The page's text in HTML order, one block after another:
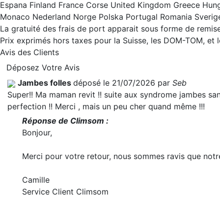
Espana Finland France Corse United Kingdom Greece
Monaco Nederland Norge Polska Portugal Romania
La gratuité des frais de port apparait sous forme de
Prix exprimés hors taxes pour la Suisse, les DOM-TOM,
Avis des Clients
Déposez Votre Avis
Jambes folles déposé le 21/07/2026 par Seb
Super!! Ma maman revit !! suite aux syndrome jambes
perfection !! Merci , mais un peu cher quand même !!!
Réponse de Climsom :
Bonjour,
Merci pour votre retour, nous sommes ravis que
Camille
Service Client Climsom